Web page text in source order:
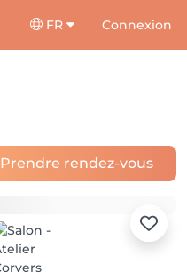
FR Connexion
Prendre rendez-vous